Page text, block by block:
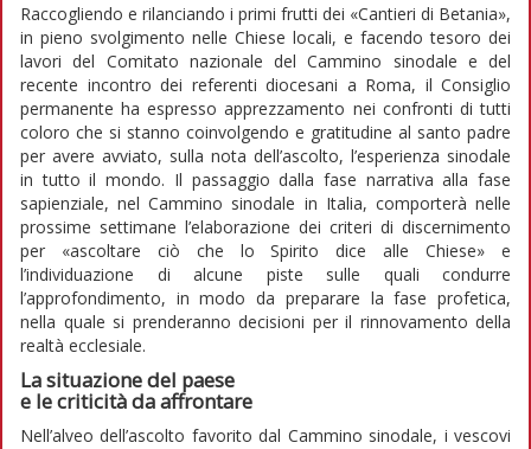
Raccogliendo e rilanciando i primi frutti dei «Cantieri di Betania»,
in pieno svolgimento nelle Chiese locali, e facendo tesoro dei
lavori del Comitato nazionale del Cammino sinodale e del
recente incontro dei referenti diocesani a Roma, il Consiglio
permanente ha espresso apprezzamento nei confronti di tutti
coloro che si stanno coinvolgendo e gratitudine al santo padre
per avere avviato, sulla nota dell’ascolto, l’esperienza sinodale
in tutto il mondo. Il passaggio dalla fase narrativa alla fase
sapienziale, nel Cammino sinodale in Italia, comporterà nelle
prossime settimane l’elaborazione dei criteri di discernimento
per «ascoltare ciò che lo Spirito dice alle Chiese» e
l’individuazione di alcune piste sulle quali condurre
l’approfondimento, in modo da preparare la fase profetica,
nella quale si prenderanno decisioni per il rinnovamento della
realtà ecclesiale.
La situazione del paese
e le criticità da affrontare
Nell’alveo dell’ascolto favorito dal Cammino sinodale, i vescovi